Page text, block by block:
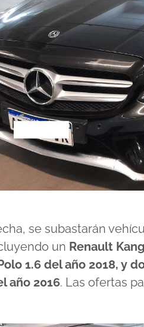
se subastarán
un Renault
1.6 del año 2018, y
año 2016. Las ofertas